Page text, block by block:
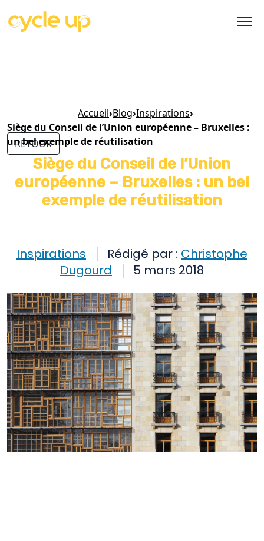
RETOUR
Siège du Conseil de l’Union
européenne – Bruxelles : un bel
exemple de réutilisation
Inspirations Rédigé par : Christophe
Dugourd
5 mars 2018
Accueil›Blog›Inspirations›
Siège du Conseil de l’Union européenne – Bruxelles :
un bel exemple de réutilisation